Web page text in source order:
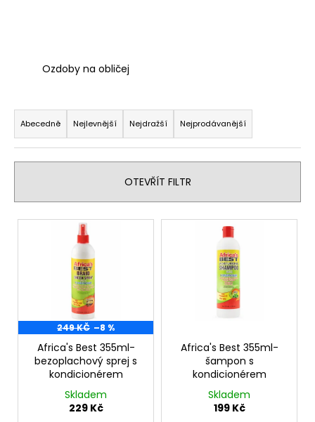
Ozdoby na obličej
Ř
a
z
e
í
p
t
Abecedně Nejlevnější Nejdražší Nejprodávanější
OTEVŘÍT FILTR
V
p
r 249 KČ –8 %
Africa's Best 355ml-
bezoplachový sprej s
kondicionérem
Skladem
229 Kč
Africa's Best 355ml-
šampon s
kondicionérem
Skladem
199 Kč